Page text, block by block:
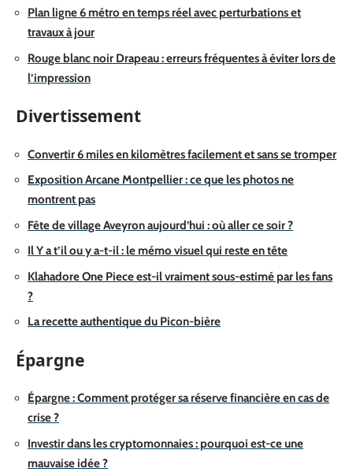
Plan ligne 6 métro en temps réel avec perturbations et
travaux à jour
Rouge blanc noir Drapeau : erreurs fréquentes à éviter lors de
l’impression
Divertissement
Convertir 6 miles en kilomètres facilement et sans se tromper
Exposition Arcane Montpellier : ce que les photos ne
montrent pas
Fête de village Aveyron aujourd’hui : où aller ce soir ?
Il Y a t’il ou y a-t-il : le mémo visuel qui reste en tête
Klahadore One Piece est-il vraiment sous-estimé par les fans
?
La recette authentique du Picon-bière
Épargne
Épargne : Comment protéger sa réserve financière en cas de
crise ?
Investir dans les cryptomonnaies : pourquoi est-ce une
mauvaise idée ?